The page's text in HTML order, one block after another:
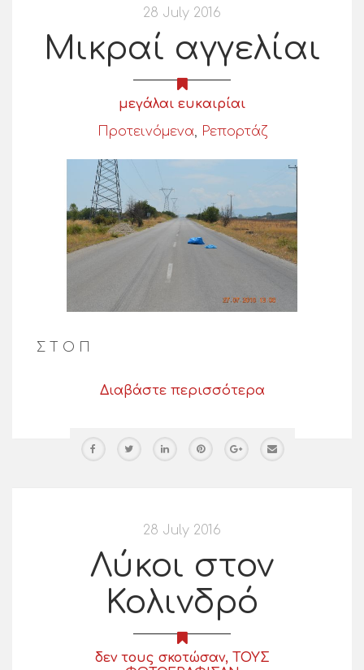
28 July 2016
Μικραί αγγελίαι
μεγάλαι ευκαιρίαι
Προτεινόμενα, Ρεπορτάζ
Σ Τ Ο Π
Διαβάστε περισσότερα
28 July 2016
Λύκοι στον
Κολινδρό
δεν τους σκοτώσαν, ΤΟΥΣ